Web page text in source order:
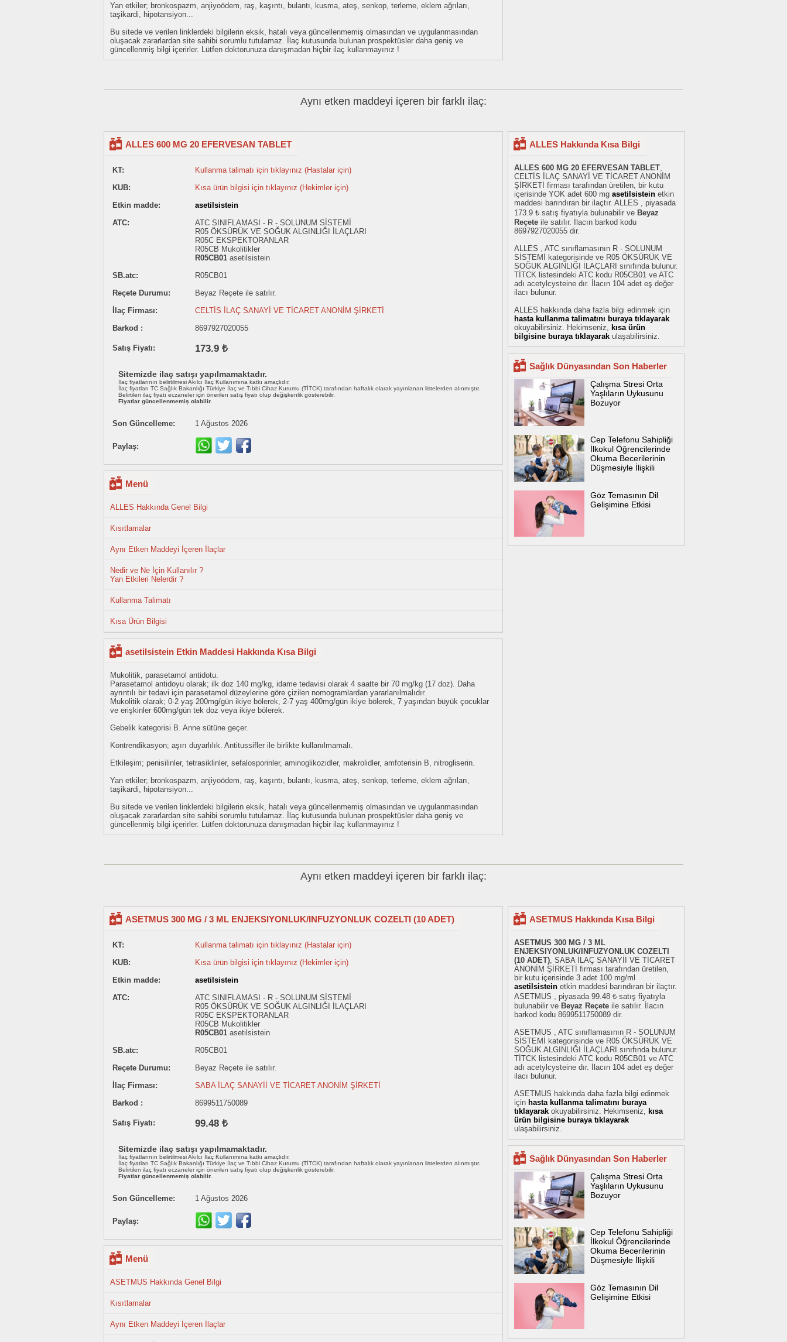
Yan etkiler; bronkospazm, anjiyoödem, raş, kaşıntı, bulantı, kusma, ateş, senkop, terleme, eklem ağrıları,
taşikardi, hipotansiyon...
Bu sitede ve verilen linklerdeki bilgilerin eksik, hatalı veya güncellenmemiş olmasından ve uygulanmasından
oluşacak zararlardan site sahibi sorumlu tutulamaz. İlaç kutusunda bulunan prospektüsler daha geniş ve
güncellenmiş bilgi içerirler. Lütfen doktorunuza danışmadan hiçbir ilaç kullanmayınız !
Aynı etken maddeyi içeren bir farklı ilaç:
ALLES 600 MG 20 EFERVESAN TABLET
KT:
Kullanma talimatı için tıklayınız (Hastalar için)
KUB:
Kısa ürün bilgisi için tıklayınız (Hekimler için)
Etkin madde:
asetilsistein
ATC:
ATC SINIFLAMASI - R - SOLUNUM SİSTEMİ
R05 ÖKSÜRÜK VE SOĞUK ALGINLIĞI İLAÇLARI
R05C EKSPEKTORANLAR
R05CB Mukolitikler
R05CB01 asetilsistein
SB.atc:
R05CB01
Reçete Durumu:
Beyaz Reçete ile satılır.
İlaç Firması:
CELTİS İLAÇ SANAYİ VE TİCARET ANONİM ŞİRKETİ
Barkod :
8697927020055
Satış Fiyatı: 173.9 ₺
Sitemizde ilaç satışı yapılmamaktadır.
İlaç fiyatlarının belirtilmesi Akılcı İlaç Kullanımına katkı amaçlıdır.
İlaç fiyatları TC Sağlık Bakanlığı Türkiye İlaç ve Tıbbi Cihaz Kurumu (TİTCK) tarafından haftalık olarak yayınlanan listelerden alınmıştır.
Belirtilen ilaç fiyatı eczaneler için önerilen satış fiyatı olup değişkenlik gösterebilir.
Fiyatlar güncellenmemiş olabilir.
Son Güncelleme: 1 Ağustos 2026
Paylaş:
Menü
ALLES Hakkında Genel Bilgi
Kısıtlamalar
Aynı Etken Maddeyi İçeren İlaçlar
Nedir ve Ne İçin Kullanılır ?
Yan Etkileri Nelerdir ?
Kullanma Talimatı
Kısa Ürün Bilgisi
asetilsistein Etkin Maddesi Hakkında Kısa Bilgi
Mukolitik, parasetamol antidotu.
Parasetamol antidoyu olarak; ilk doz 140 mg/kg, idame tedavisi olarak 4 saatte bir 70 mg/kg (17 doz). Daha
ayrıntılı bir tedavi için parasetamol düzeylerine göre çizilen nomogramlardan yararlanılmalıdır.
Mukolitik olarak; 0-2 yaş 200mg/gün ikiye bölerek, 2-7 yaş 400mg/gün ikiye bölerek, 7 yaşından büyük çocuklar
ve erişkinler 600mg/gün tek doz veya ikiye bölerek.
Gebelik kategorisi B. Anne sütüne geçer.
Kontrendikasyon; aşırı duyarlılık. Antitussifler ile birlikte kullanılmamalı.
Etkileşim; penisilinler, tetrasiklinler, sefalosporinler, aminoglikozidler, makrolidler, amfoterisin B, nitrogliserin.
Yan etkiler; bronkospazm, anjiyoödem, raş, kaşıntı, bulantı, kusma, ateş, senkop, terleme, eklem ağrıları,
taşikardi, hipotansiyon...
Bu sitede ve verilen linklerdeki bilgilerin eksik, hatalı veya güncellenmemiş olmasından ve uygulanmasından
oluşacak zararlardan site sahibi sorumlu tutulamaz. İlaç kutusunda bulunan prospektüsler daha geniş ve
güncellenmiş bilgi içerirler. Lütfen doktorunuza danışmadan hiçbir ilaç kullanmayınız !
ALLES Hakkında Kısa Bilgi
ALLES 600 MG 20 EFERVESAN TABLET,
CELTİS İLAÇ SANAYİ VE TİCARET ANONİM
ŞİRKETİ firması tarafından üretilen, bir kutu
içerisinde YOK adet 600 mg asetilsistein etkin
maddesi barındıran bir ilaçtır. ALLES , piyasada
173.9 ₺ satış fiyatıyla bulunabilir ve Beyaz
Reçete ile satılır. İlacın barkod kodu
8697927020055 dir.
ALLES , ATC sınıflamasının R - SOLUNUM
SİSTEMİ kategorisinde ve R05 ÖKSÜRÜK VE
SOĞUK ALGINLIĞI İLAÇLARI sınıfında bulunur.
TİTCK listesindeki ATC kodu R05CB01 ve ATC
adı acetylcysteine dır. İlacın 104 adet eş değer
ilacı bulunur.
ALLES hakkında daha fazla bilgi edinmek için
hasta kullanma talimatını buraya tıklayarak
okuyabilirsiniz. Hekimseniz, kısa ürün
bilgisine buraya tıklayarak ulaşabilirsiniz.
Sağlık Dünyasından Son Haberler
Çalışma Stresi Orta
Yaşlıların Uykusunu
Bozuyor
Cep Telefonu Sahipliği
İlkokul Öğrencilerinde
Okuma Becerilerinin
Düşmesiyle İlişkili
Göz Temasının Dil
Gelişimine Etkisi
Aynı etken maddeyi içeren bir farklı ilaç:
ASETMUS 300 MG / 3 ML ENJEKSIYONLUK/INFUZYONLUK COZELTI (10 ADET)
KT:
Kullanma talimatı için tıklayınız (Hastalar için)
KUB:
Kısa ürün bilgisi için tıklayınız (Hekimler için)
Etkin madde:
asetilsistein
ATC:
ATC SINIFLAMASI - R - SOLUNUM SİSTEMİ
R05 ÖKSÜRÜK VE SOĞUK ALGINLIĞI İLAÇLARI
R05C EKSPEKTORANLAR
R05CB Mukolitikler
R05CB01 asetilsistein
SB.atc:
R05CB01
Reçete Durumu:
Beyaz Reçete ile satılır.
İlaç Firması:
SABA İLAÇ SANAYİİ VE TİCARET ANONİM ŞİRKETİ
Barkod :
8699511750089
Satış Fiyatı: 99.48 ₺
Sitemizde ilaç satışı yapılmamaktadır.
İlaç fiyatlarının belirtilmesi Akılcı İlaç Kullanımına katkı amaçlıdır.
İlaç fiyatları TC Sağlık Bakanlığı Türkiye İlaç ve Tıbbi Cihaz Kurumu (TİTCK) tarafından haftalık olarak yayınlanan listelerden alınmıştır.
Belirtilen ilaç fiyatı eczaneler için önerilen satış fiyatı olup değişkenlik gösterebilir.
Fiyatlar güncellenmemiş olabilir.
Son Güncelleme: 1 Ağustos 2026
Paylaş:
Menü
ASETMUS Hakkında Genel Bilgi
Kısıtlamalar
Aynı Etken Maddeyi İçeren İlaçlar
ASETMUS Hakkında Kısa Bilgi
ASETMUS 300 MG / 3 ML
ENJEKSIYONLUK/INFUZYONLUK COZELTI
(10 ADET), SABA İLAÇ SANAYİİ VE TİCARET
ANONİM ŞİRKETİ firması tarafından üretilen,
bir kutu içerisinde 3 adet 100 mg/ml
asetilsistein etkin maddesi barındıran bir ilaçtır.
ASETMUS , piyasada 99.48 ₺ satış fiyatıyla
bulunabilir ve Beyaz Reçete ile satılır. İlacın
barkod kodu 8699511750089 dir.
ASETMUS , ATC sınıflamasının R - SOLUNUM
SİSTEMİ kategorisinde ve R05 ÖKSÜRÜK VE
SOĞUK ALGINLIĞI İLAÇLARI sınıfında bulunur.
TİTCK listesindeki ATC kodu R05CB01 ve ATC
adı acetylcysteine dır. İlacın 104 adet eş değer
ilacı bulunur.
ASETMUS hakkında daha fazla bilgi edinmek
için hasta kullanma talimatını buraya
tıklayarak okuyabilirsiniz. Hekimseniz, kısa
ürün bilgisine buraya tıklayarak
ulaşabilirsiniz.
Sağlık Dünyasından Son Haberler
Çalışma Stresi Orta
Yaşlıların Uykusunu
Bozuyor
Cep Telefonu Sahipliği
İlkokul Öğrencilerinde
Okuma Becerilerinin
Düşmesiyle İlişkili
Göz Temasının Dil
Gelişimine Etkisi